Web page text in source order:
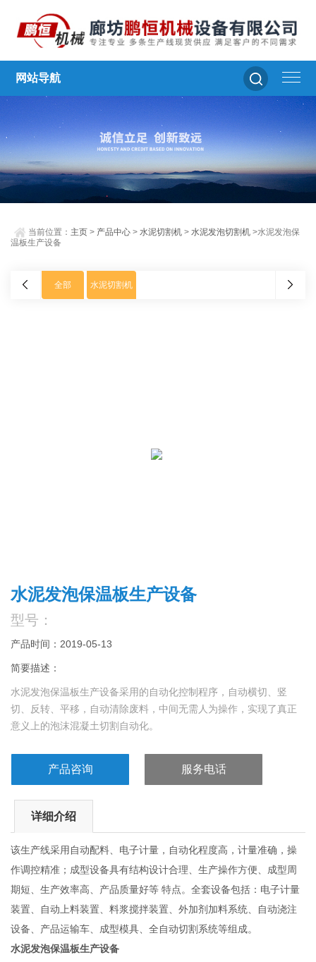
网站导航
当前位置： 主页 > 产品中心 >水泥切割机 >水泥发泡切割机 >水泥发泡保
温板生产设备
全部 水泥切割机
水泥发泡保温板生产设备
型号：
产品时间：2019-05-13
简要描述：
水泥发泡保温板生产设备采用的自动化控制程序，自动横切、竖
切、反转、平移，自动清除废料，中间无需人为操作，实现了真正
意义上的泡沫混凝土切割自动化。
产品咨询 服务电话
详细介绍
该生产线采用自动配料、电子计量，自动化程度高，计量准确，操
作调控精准；成型设备具有结构设计合理、生产操作方便、成型周
期短、生产效率高、产品质量好等 特点。全套设备包括：电子计量
装置、自动上料装置、料浆搅拌装置、外加剂加料系统、自动浇注
设备、产品运输车、成型模具、全自动切割系统等组成。
水泥发泡保温板生产设备